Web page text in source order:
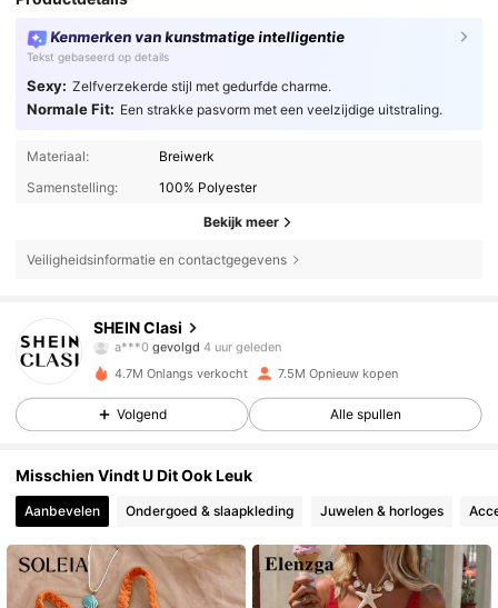
Kenmerken van kunstmatige intelligentie
Tekst gebaseerd op details
Sexy: Zelfverzekerde stijl met gedurfde charme.
Normale Fit: Een strakke pasvorm met een veelzijdige uitstraling.
Materiaal:
Breiwerk
Samenstelling:
100% Polyester
Bekijk meer
Veiligheidsinformatie en contactgegevens
SHEIN Clasi
a***0gevolgd
w***lis aan het browsen
4.84
823K Volgers
4.84 823K Volgers
4.84 823K Volgers
4.7M Onlangs verkocht 7.5M Opnieuw kopen
Volgend Alle spullen
Misschien Vindt U Dit Ook Leuk
Aanbevelen Ondergoed & slaapkleding Juwelen & horloges